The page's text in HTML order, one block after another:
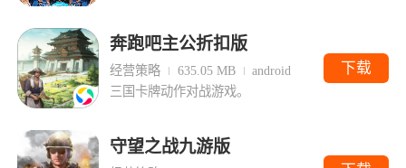
奔跑吧主公折扣版
经营策略 635.05 MB
android
三国卡牌动作对战游戏。
下载
守望之战九游版